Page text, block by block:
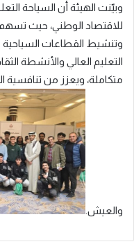
وبيّنت الهيئة أن السياحة
للاقتصاد الوطني، حيث تسهم
وتنشيط القطاعات السياحية
التعليم العالي والأنشطة
متكاملة، ويعزز من تنافسية
والعيش.